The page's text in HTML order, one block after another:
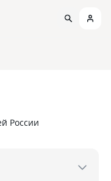
России